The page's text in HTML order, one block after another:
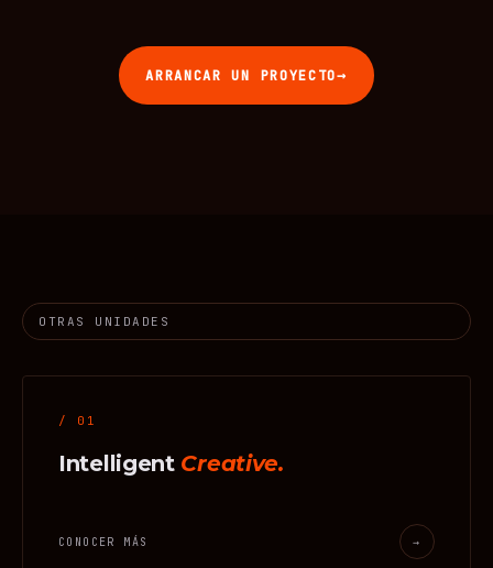
ARRANCAR UN PROYECTO→
OTRAS UNIDADES
/ 01
Intelligent Creative.
CONOCER MÁS →